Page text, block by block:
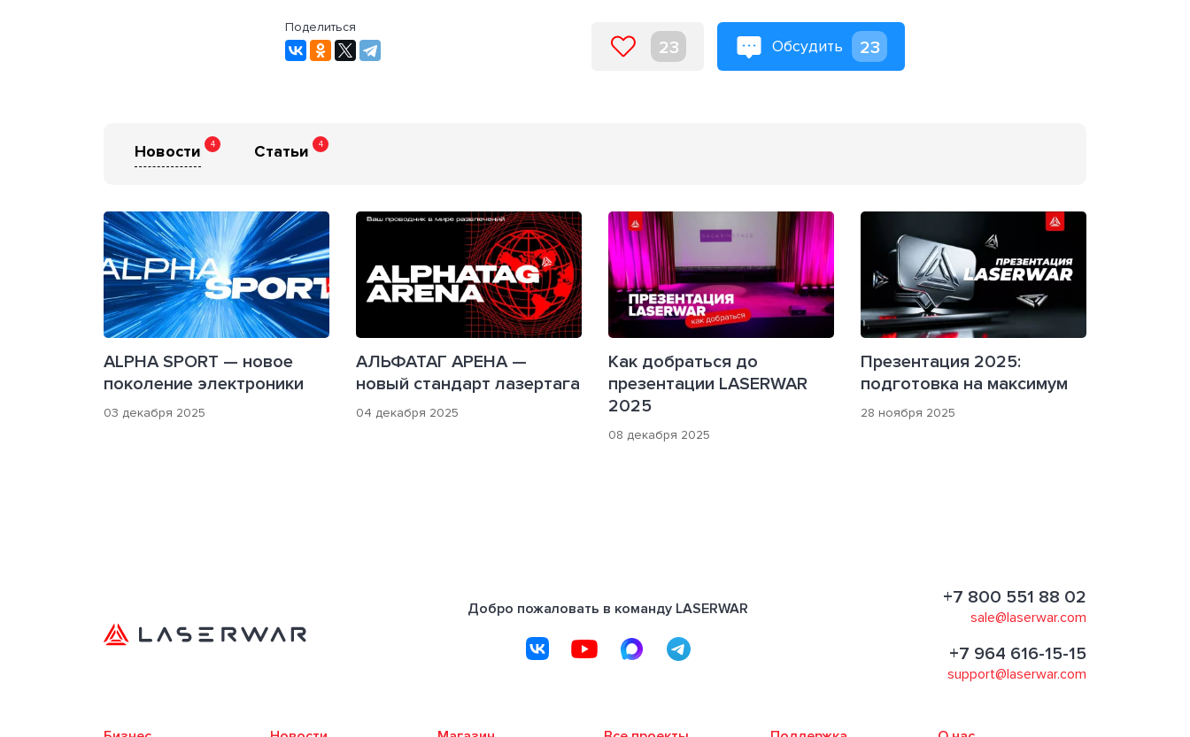
Поделиться
23 Обсудить 23
Новости 4 Статьи 4
ALPHA SPORT — новое
поколение электроники
03 декабря 2025
АЛЬФАТАГ АРЕНА —
новый стандарт лазертага
04 декабря 2025
Как добраться до
презентации LASERWAR
2025
08 декабря 2025
Презентация 2025:
подготовка на максимум
28 ноября 2025
Добро пожаловать в команду LASERWAR
+7 800 551 88 02
sale@laserwar.com
+7 964 616-15-15
support@laserwar.com